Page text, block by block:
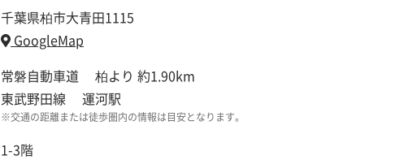
千葉県柏市大青田1115
GoogleMap
常磐自動車道 柏より 約1.90km
東武野田線 運河駅
※交通の距離または徒歩圏内の情報は目安となります。
1-3階